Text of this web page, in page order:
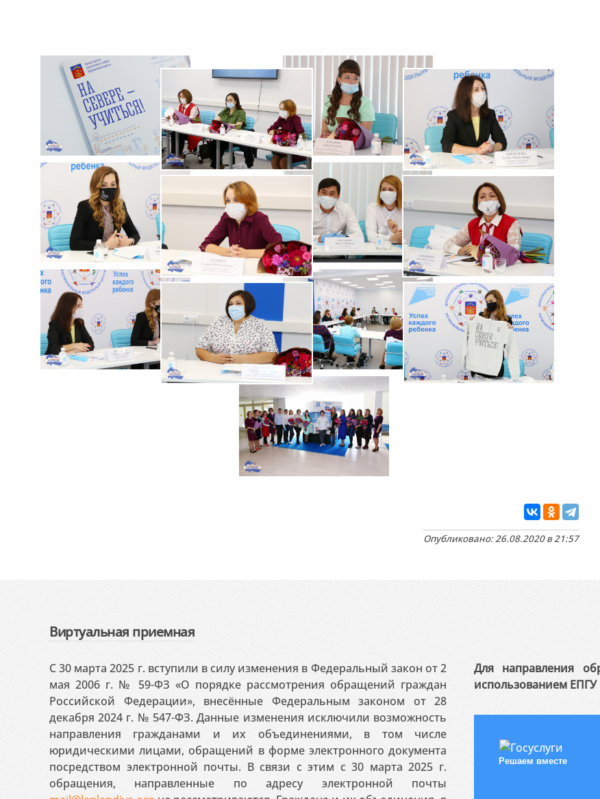
Опубликовано: 26.08.2020 в 21:57
Виртуальная приемная
С 30 марта 2025 г. вступили в силу изменения в Федеральный закон от 2
мая 2006 г. № 59-ФЗ «О порядке рассмотрения обращений граждан
Российской Федерации», внесённые Федеральным законом от 28
декабря 2024 г. № 547-ФЗ. Данные изменения исключили возможность
направления гражданами и их объединениями, в том числе
юридическими лицами, обращений в форме электронного документа
посредством электронной почты. В связи с этим с 30 марта 2025 г.
обращения, направленные по адресу электронной почты
Для направления
использованием
Решаем вместе